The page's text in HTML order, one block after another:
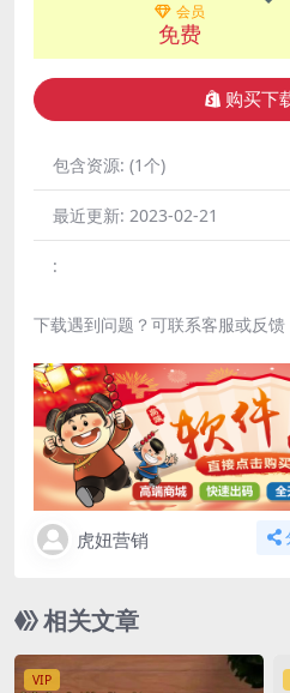
会员
免费
购买下
包含资源: (1个)
最近更新: 2023-02-21
:
下载遇到问题？可联系客服或反
虎妞营销
相关文章
VIP